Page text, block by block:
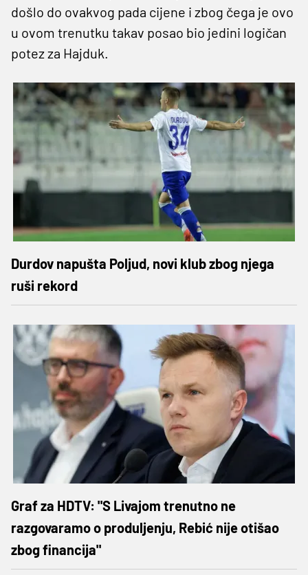
došlo do ovakvog pada cijene i zbog čega je ovo
u ovom trenutku takav posao bio jedini logičan
potez za Hajduk.
Durdov napušta Poljud, novi klub zbog njega
ruši rekord
Graf za HDTV: "S Livajom trenutno ne
razgovaramo o produljenju, Rebić nije otišao
zbog financija"